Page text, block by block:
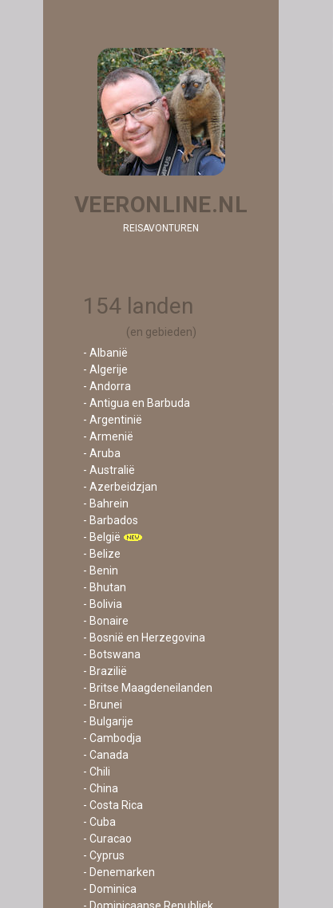
VEERONLINE.NL
REISAVONTUREN
154 landen
(en gebieden)
- Albanië
- Algerije
- Andorra
- Antigua en Barbuda
- Argentinië
- Armenië
- Aruba
- Australië
- Azerbeidzjan
- Bahrein
- Barbados
- België
- Belize
- Benin
- Bhutan
- Bolivia
- Bonaire
- Bosnië en Herzegovina
- Botswana
- Brazilië
- Britse Maagdeneilanden
- Brunei
- Bulgarije
- Cambodja
- Canada
- Chili
- China
- Costa Rica
- Cuba
- Curacao
- Cyprus
- Denemarken
- Dominica